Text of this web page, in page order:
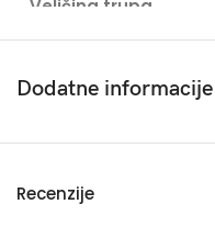
Veličina trupa
Dodatne informacije
Recenzije